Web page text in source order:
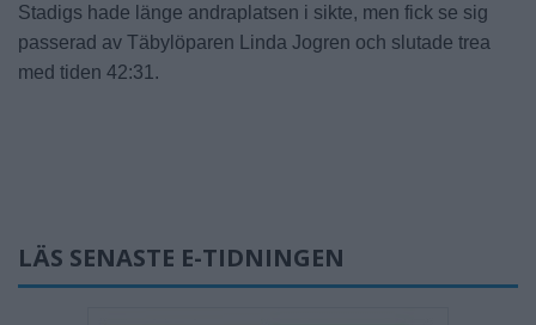
Stadigs hade länge andraplatsen i sikte, men fick se sig
passerad av Täbylöparen Linda Jogren och slutade trea
med tiden 42:31.
LÄS SENASTE E-TIDNINGEN